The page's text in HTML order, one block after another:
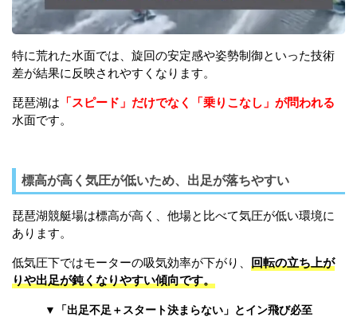
特に荒れた水面では、旋回の安定感や姿勢制御といった技術
差が結果に反映されやすくなります。
琵琶湖は 「スピード」だけでなく「乗りこなし」が問われる
水面です。
標高が高く気圧が低いため、出足が落ちやすい
琵琶湖競艇場は標高が高く、他場と比べて気圧が低い環境に
あります。
低気圧下ではモーターの吸気効率が下がり、 回転の立ち上が
りや出足が鈍くなりやすい傾向です。
▼「出足不足＋スタート決まらない」とイン飛び必至